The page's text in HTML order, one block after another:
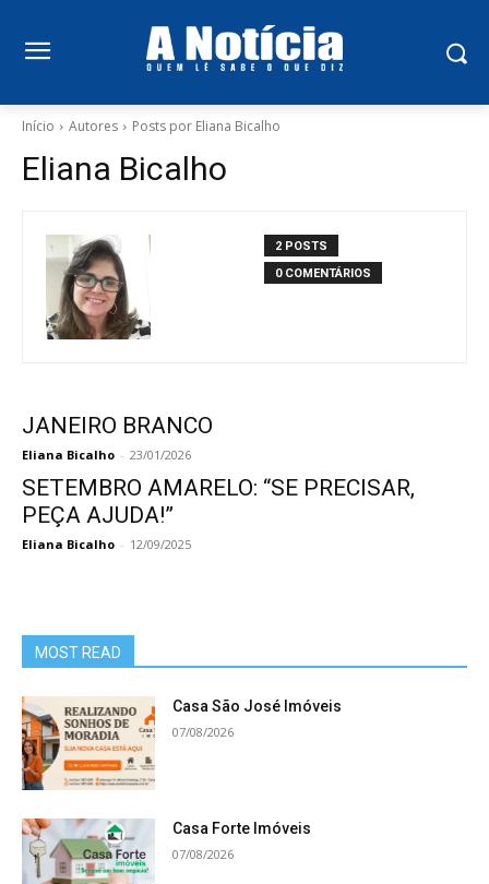
Início Autores Posts por Eliana Bicalho
Eliana Bicalho
2 POSTS
0 COMENTÁRIOS
JANEIRO BRANCO
Eliana Bicalho - 23/01/2026
SETEMBRO AMARELO: “SE PRECISAR,
PEÇA AJUDA!”
Eliana Bicalho - 12/09/2025
MOST READ
Casa São José Imóveis
07/08/2026
Casa Forte Imóveis
07/08/2026